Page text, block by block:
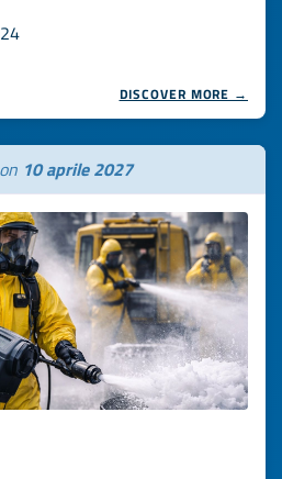
DISCOVER MORE →
10 aprile 2027